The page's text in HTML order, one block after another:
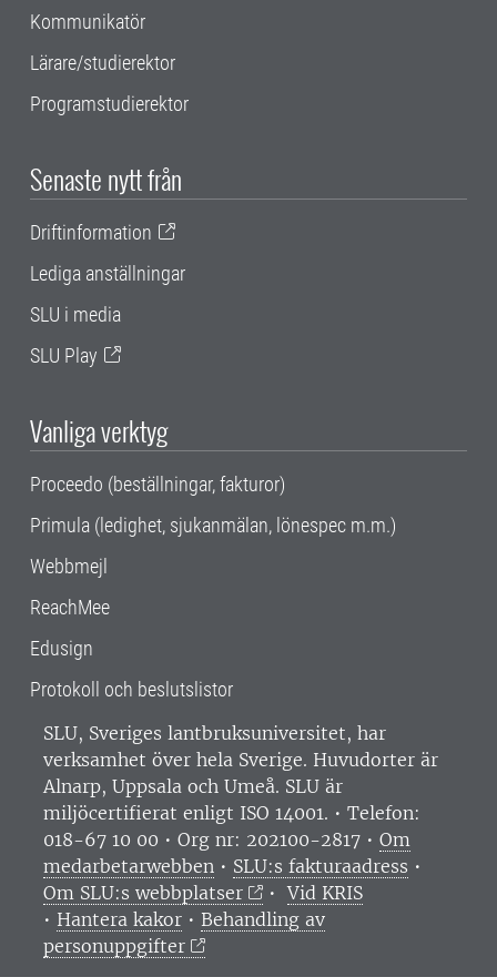
Kommunikatör
Lärare/studierektor
Programstudierektor
Senaste nytt från
Driftinformation
Lediga anställningar
SLU i media
SLU Play
Vanliga verktyg
Proceedo (beställningar, fakturor)
Primula (ledighet, sjukanmälan, lönespec m.m.)
Webbmejl
ReachMee
Edusign
Protokoll och beslutslistor
SLU, Sveriges lantbruksuniversitet, har
verksamhet över hela Sverige. Huvudorter är
Alnarp, Uppsala och Umeå. SLU är
miljöcertifierat enligt ISO 14001. • Telefon:
018-67 10 00 • Org nr: 202100-2817 • Om
medarbetarwebben • SLU:s fakturaadress •
Om SLU:s webbplatser
•Vid KRIS
• Hantera kakor • Behandling av
personuppgifter